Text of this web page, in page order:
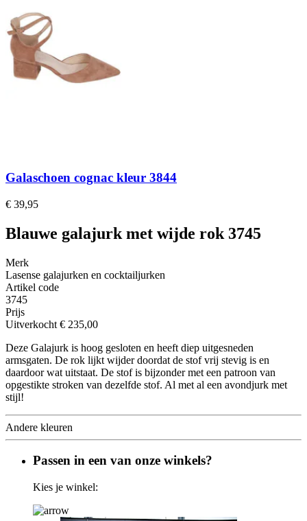
Galaschoen cognac kleur 3844
€ 39,95
Blauwe galajurk met wijde rok 3745
Merk
Lasense galajurken en cocktailjurken
Artikel code
3745
Prijs
Uitverkocht € 235,00
Deze Galajurk is hoog gesloten en heeft diep uitgesneden
armsgaten. De rok lijkt wijder doordat de stof vrij stevig is en
daardoor wat uitstaat. De stof is bijzonder met een patroon van
opgestikte stroken van dezelfde stof. Al met al een avondjurk met
stijl!
Andere kleuren
Passen in een van onze winkels?
Kies je winkel: